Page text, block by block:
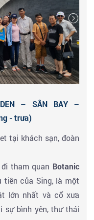
với các loài thực
vườn thể hiện tham
xanh, các tấm
và tua pin chuyển
điện chính giúp
kiểu Hàn Quốc, với
khởi hành đi tham
có những khoảnh
điểm tham quan
trí hiện đại. Tham
- check in với các
– SÂN BAY –
- trưa)
tại khách sạn, đoàn
tham quan Botanic
tiên của Sing, là một
lớn nhất và cổ xưa
sự bình yên, thư thái